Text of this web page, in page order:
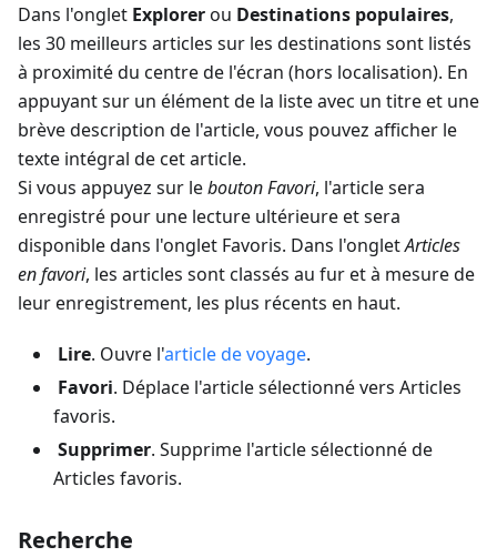
Dans l'onglet Explorerou Destinations populaires,
les 30 meilleurs articles sur les destinations sont listés
à proximité du centre de l'écran (hors localisation). En
appuyant sur un élément de la liste avec un titre et une
brève description de l'article, vous pouvez afficher le
texte intégral de cet article.
Si vous appuyez sur lebouton Favori, l'article sera
enregistré pour une lecture ultérieure et sera
disponible dans l'onglet Favoris. Dans l'ongletArticles
en favori, les articles sont classés au fur et à mesure de
leur enregistrement, les plus récents en haut.
Lire. Ouvre l'article de voyage.
Favori. Déplace l'article sélectionné vers Articles
favoris.
Supprimer. Supprime l'article sélectionné de
Articles favoris.
Recherche